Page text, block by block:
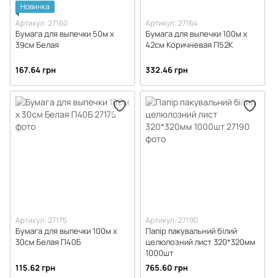
Новинка
Артикул: 27160
Бумага для выпечки 50м х
39см Белая
167.64 грн
Артикул: 27164
Бумага для выпечки 100м х
42см Коричневая П52К
332.46 грн
Артикул: 27175
Бумага для выпечки 100м х
30см Белая П40Б
115.62 грн
Артикул: 27190
Папір пакувальний білий
целюлозний лист 320*320мм
1000шт
765.60 грн